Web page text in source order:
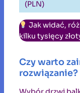
Jak widać,
kilku tysięcy
Czy warto
rozwiązanie?